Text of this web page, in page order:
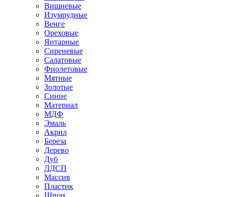
Вишневые
Изумрудные
Венге
Ореховые
Янтарные
Сиреневые
Салатовые
Фиолетовые
Мятные
Золотые
Синие
Материал
МДФ
Эмаль
Акрил
Береза
Дерево
Дуб
ЛДСП
Массив
Пластик
Шпон